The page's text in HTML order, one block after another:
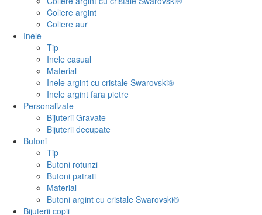
Coliere argint
Coliere aur
Inele
Tip
Inele casual
Material
Inele argint cu cristale Swarovski®
Inele argint fara pietre
Personalizate
Bijuterii Gravate
Bijuterii decupate
Butoni
Tip
Butoni rotunzi
Butoni patrati
Material
Butoni argint cu cristale Swarovski®
Bijuterii copii